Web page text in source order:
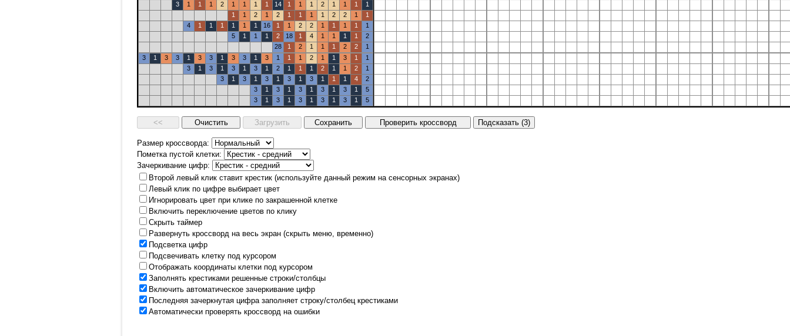
3
1 1 1 2 1 1 1 1 14 1 1 1 2 1 1 1
1
1
1 2 1 2 1 1 1 1 2 2 1
1
4
1 1 1 1 1 1 16 1 1 2 2 1 1 1 1
1
5
1 1 1 2 18 1 4 1 1 1 1
2
28
1 2 1 1 1 2 2
1
3
1 3 3 1 3 3 1 3 3 1 3 1 1 1 2 1 1 3 1
1
3
1 3 1 3 1 3 1 2 1 1 1 2 1 1 2
1
3
1 3 1 3 1 3 1 3 1 1 1 4
2
3
1 3 1 3 1 3 1 3 1
5
3
1 3 1 3 1 3 1 3 1 5
Размер кроссворда:
Пометка пустой клетки:
Зачеркивание цифр:
Второй левый клик ставит крестик (используйте данный режим на сенсорных экранах)
Левый клик по цифре выбирает цвет
Игнорировать цвет при клике по закрашенной клетке
Включить переключение цветов по клику
Скрыть таймер
Развернуть кроссворд на весь экран (скрыть меню, временно)
Подсветка цифр
Подсвечивать клетку под курсором
Отображать координаты клетки под курсором
Заполнять крестиками решенные строки/столбцы
Включить автоматическое зачеркивание цифр
Последняя зачеркнутая цифра заполняет строку/столбец крестиками
Автоматически проверять кроссворд на ошибки